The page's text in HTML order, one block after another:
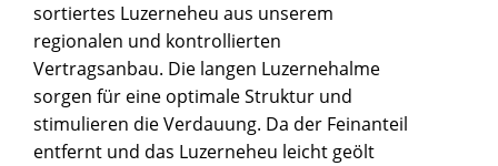
sortiertes Luzerneheu aus unserem
regionalen und kontrollierten
Vertragsanbau. Die langen Luzernehalme
sorgen für eine optimale Struktur und
stimulieren die Verdauung. Da der Feinanteil
entfernt und das Luzerneheu leicht geölt